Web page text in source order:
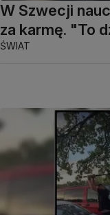
W Szwecji
za karmę. "To
ŚWIAT